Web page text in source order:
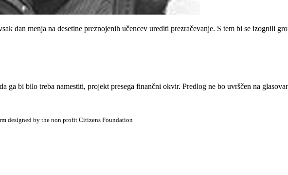
dan menja na desetine preznojenih učencev urediti prezračevanje. S tem bi se izognili
ga bi bilo treba namestiti, projekt presega finančni okvir. Predlog ne bo uvrščen na
designed by the non profit Citizens Foundation